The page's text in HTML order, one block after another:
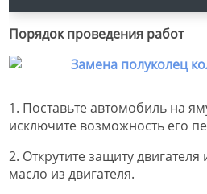
Порядок проведения работ
1. Поставьте автомобиль на
исключите возможность его
2. Открутите защиту
масло из двигателя.